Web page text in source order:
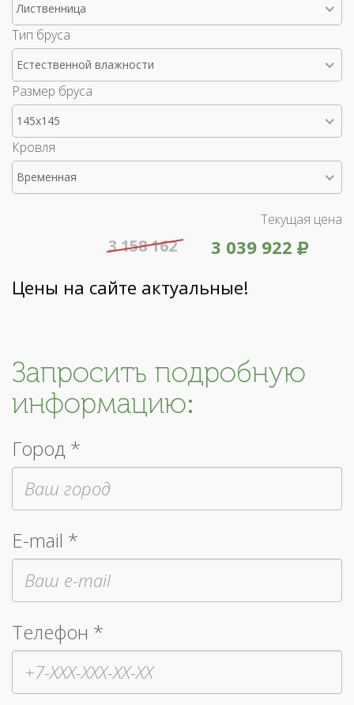
Лиственница
Тип бруса
Естественной влажности
Размер бруса
145x145
Кровля
Временная
Текущая цена
3 039 922
3 158 162
Цены на сайте актуальные!
Запросить подробную
информацию:
Город *
E-mail *
Телефон *